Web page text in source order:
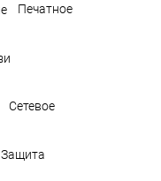
Печатное
Сетевое
Защита